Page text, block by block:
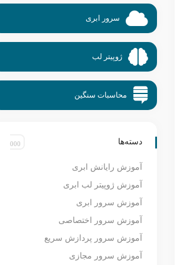
سرور ابری
ژوپیتر لب
محاسبات سنگین
دسته‌ها
آموزش رایانش ابری
آموزش ژوپیتر لب ابری
آموزش سرور ابری
آموزش سرور اختصاصی
آموزش سرور پردازش سریع
آموزش سرور مجازی